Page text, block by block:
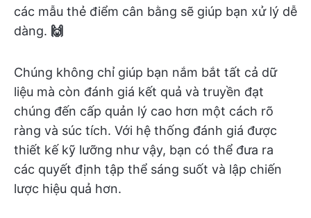
các mẫu thẻ điểm cân bằng sẽ giúp bạn xử lý dễ
dàng. 🙌
Chúng không chỉ giúp bạn nắm bắt tất cả dữ
liệu mà còn đánh giá kết quả và truyền đạt
chúng đến cấp quản lý cao hơn một cách rõ
ràng và súc tích. Với hệ thống đánh giá được
thiết kế kỹ lưỡng như vậy, bạn có thể đưa ra
các quyết định tập thể sáng suốt và lập chiến
lược hiệu quả hơn.